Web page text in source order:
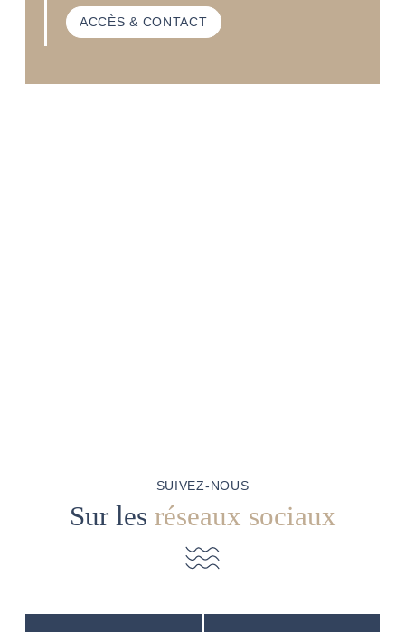
ACCÈS & CONTACT
SUIVEZ-NOUS
Sur les réseaux sociaux